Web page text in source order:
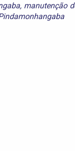
, manutenção